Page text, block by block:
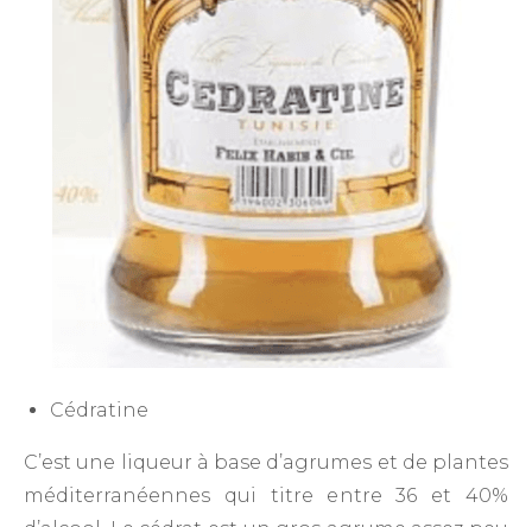
Cédratine
C’est une liqueur à base d’agrumes et de plantes
méditerranéennes qui titre entre 36 et 40%